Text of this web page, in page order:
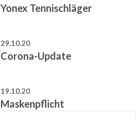
Yonex Tennischläger
29.10.20
Corona-Update
19.10.20
Maskenpflicht